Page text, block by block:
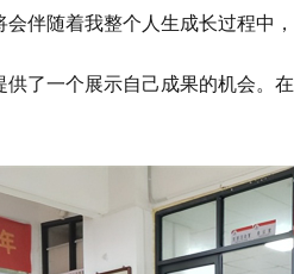
伴随着我整个人生成长过程中
供了一个展示自己成果的机会。